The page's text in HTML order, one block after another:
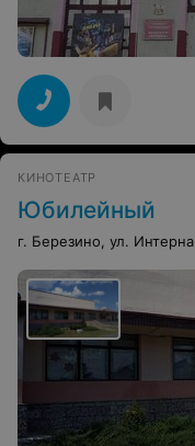
КИНОТЕАТР
Юбилейный
г. Березино, ул.